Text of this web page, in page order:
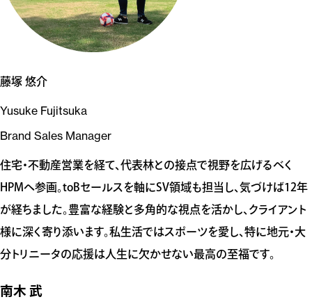
藤塚 悠介
Yusuke Fujitsuka
Brand Sales Manager
住宅・不動産営業を経て、代表林との接点で視野を広げるべく
HPMへ参画。toBセールスを軸にSV領域も担当し、気づけば12年
が経ちました。豊富な経験と多角的な視点を活かし、クライアント
様に深く寄り添います。私生活ではスポーツを愛し、特に地元・大
分トリニータの応援は人生に欠かせない最高の至福です。
南木 武